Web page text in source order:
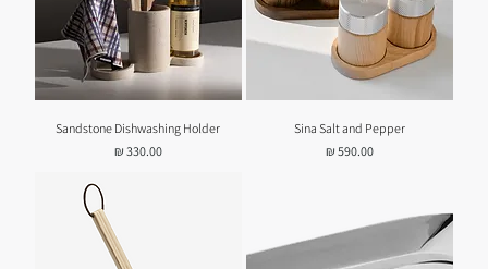
Sina Salt and Pepper
מחיר
Sandstone Dishwashing Holder
מחיר‏330.00 ‏₪